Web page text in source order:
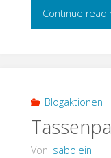
Continue
Blogaktionen
Von sabolein